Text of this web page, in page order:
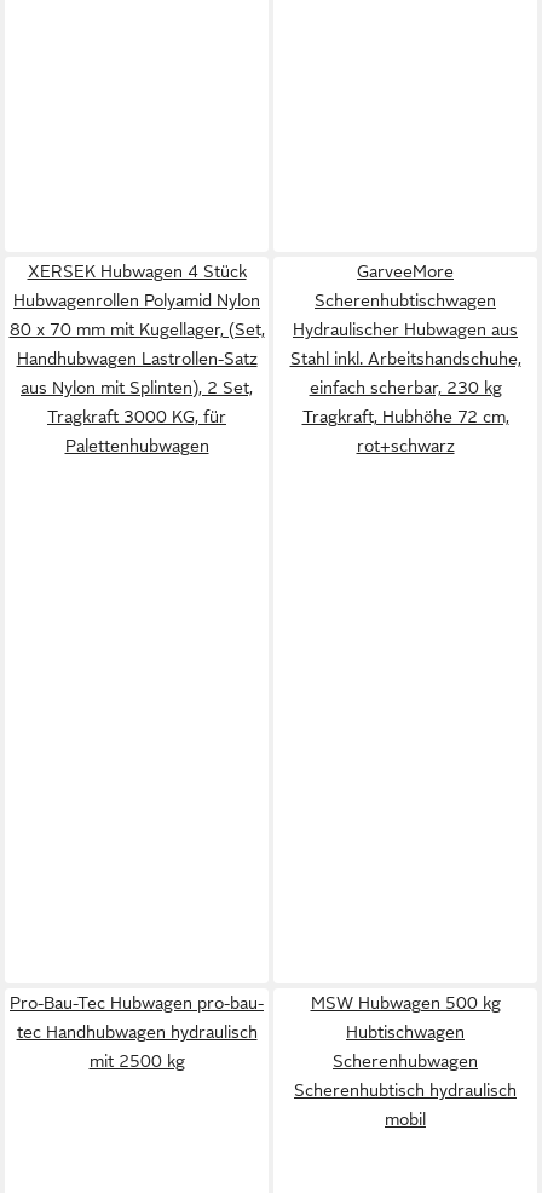
XERSEK Hubwagen 4 Stück
Hubwagenrollen Polyamid Nylon
80 x 70 mm mit Kugellager, (Set,
Handhubwagen Lastrollen-Satz
aus Nylon mit Splinten), 2 Set,
Tragkraft 3000 KG, für
Palettenhubwagen
GarveeMore
Scherenhubtischwagen
Hydraulischer Hubwagen aus
Stahl inkl. Arbeitshandschuhe,
einfach scherbar, 230 kg
Tragkraft, Hubhöhe 72 cm,
rot+schwarz
Pro-Bau-Tec Hubwagen pro-bau-
tec Handhubwagen hydraulisch
mit 2500 kg
MSW Hubwagen 500 kg
Hubtischwagen
Scherenhubwagen
Scherenhubtisch hydraulisch
mobil